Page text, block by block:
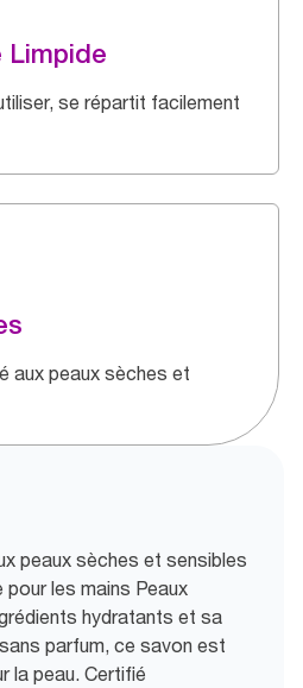
Limpide
se répartit facilement
aux peaux sèches et
peaux sèches et sensibles
les mains Peaux
hydratants et sa
parfum, ce savon est
la peau. Certifié